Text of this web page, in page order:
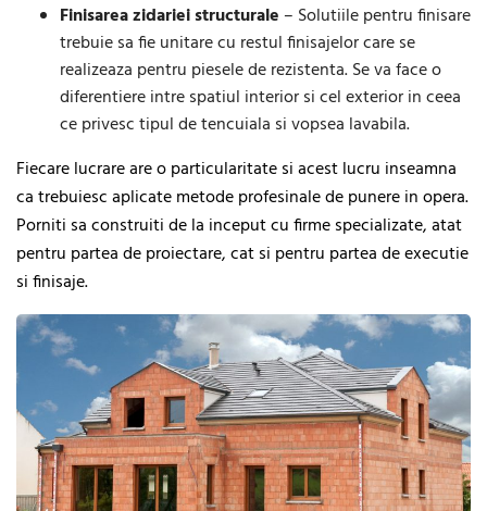
Finisarea zidariei structurale – Solutiile pentru finisare
trebuie sa fie unitare cu restul finisajelor care se
realizeaza pentru piesele de rezistenta. Se va face o
diferentiere intre spatiul interior si cel exterior in ceea
ce privesc tipul de tencuiala si vopsea lavabila.
Fiecare lucrare are o particularitate si acest lucru inseamna
ca trebuiesc aplicate metode profesinale de punere in opera.
Porniti sa construiti de la inceput cu firme specializate, atat
pentru partea de proiectare, cat si pentru partea de executie
si finisaje.